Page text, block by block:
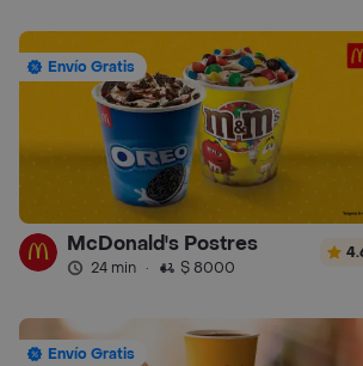
Envío Gratis
McDonald's Postres
24 min · $ 8000
Envío Gratis